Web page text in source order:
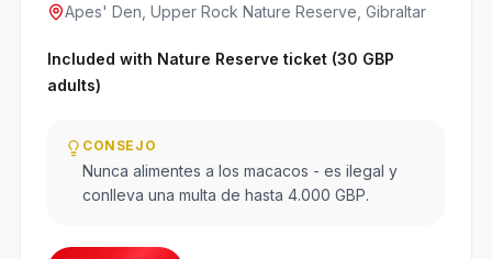
Apes' Den, Upper Rock Nature Reserve, Gibraltar
Included with Nature Reserve ticket (30 GBP
adults)
CONSEJO
Nunca alimentes a los macacos - es ilegal y
conlleva una multa de hasta 4.000 GBP.